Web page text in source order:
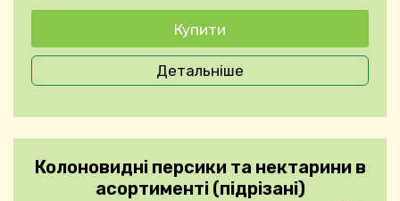
Детальніше
Колоновидні персики та нектарини в
асортименті (підрізані)